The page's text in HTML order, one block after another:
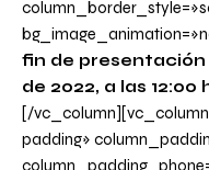
fin de presentación
de 2022, a las 12:00
[/
padding»